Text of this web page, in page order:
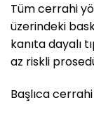
Tüm cerrahi
üzerindeki
kanıta dayalı
az riskli
Başlıca